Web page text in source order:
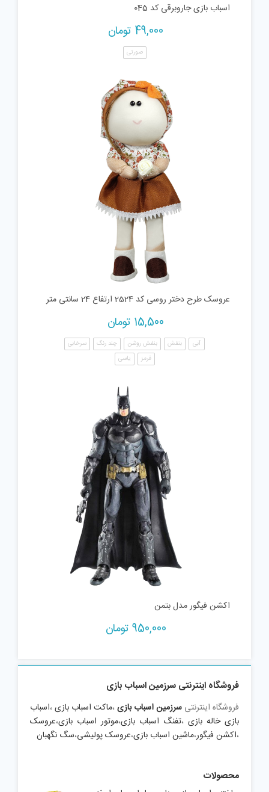
اسباب بازی جاروبرقی کد 045
49,000 تومان
صورتی
عروسک طرح دختر روسی کد 2524 ارتفاع 24 سانتی متر
15,500 تومان
آبی بنفش بنفش روشن چند رنگ
سرخابی
قرمز
یاسی
اکشن فیگور مدل بتمن
950,000 تومان
فروشگاه اینترنتی سرزمین اسباب بازی
فروشگاه اینترنتی سرزمین اسباب بازی،ماکت اسباب بازی،اسباب
بازی خاله بازی ،تفنگ اسباب بازی،موتور اسباب بازی،عروسک
،اکشن فیگور،ماشین اسباب بازی،عروسک پولیشی،سگ نگهبان
محصولات